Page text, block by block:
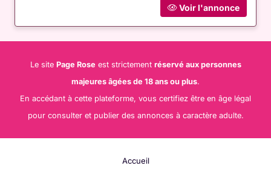
Voir l'annonce
Le site Page Roseest strictement réservé aux personnes
majeures âgées de 18 ans ou plus.
En accédant à cette plateforme, vous certifiez être en âge légal
pour consulter et publier des annonces à caractère adulte.
Accueil